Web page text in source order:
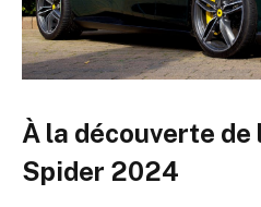
À la découverte de
Spider 2024